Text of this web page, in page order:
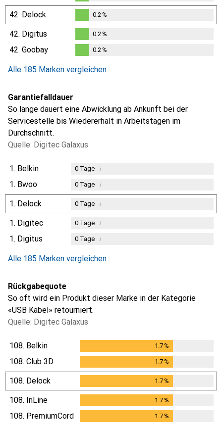
0.2%
42. Delock
0.2%
0.2 %
42. Digitus
0.2%
0.2 %
42. Goobay 0.2 %
Alle 185 Marken vergleichen
Garantiefalldauer
So lange dauert eine Abwicklung ab Ankunft bei der
Servicestelle bis Wiedererhalt in Arbeitstagen im
Durchschnitt.
Quelle: Digitec Galaxus
1. Belkin 0Tage i
1. Bwoo 0Tage i
1. Delock 0Tage i
1. Digitec 0Tage i
1. Digitus 0Tage i
Alle 185 Marken vergleichen
Rückgabequote
So oft wird ein Produkt dieser Marke in der Kategorie
«USB Kabel» retourniert.
Quelle: Digitec Galaxus
108. Belkin 1.7%
108. Club 3D 1.7%
108. Delock 1.7%
108. InLine 1.7%
108. PremiumCord 1.7%